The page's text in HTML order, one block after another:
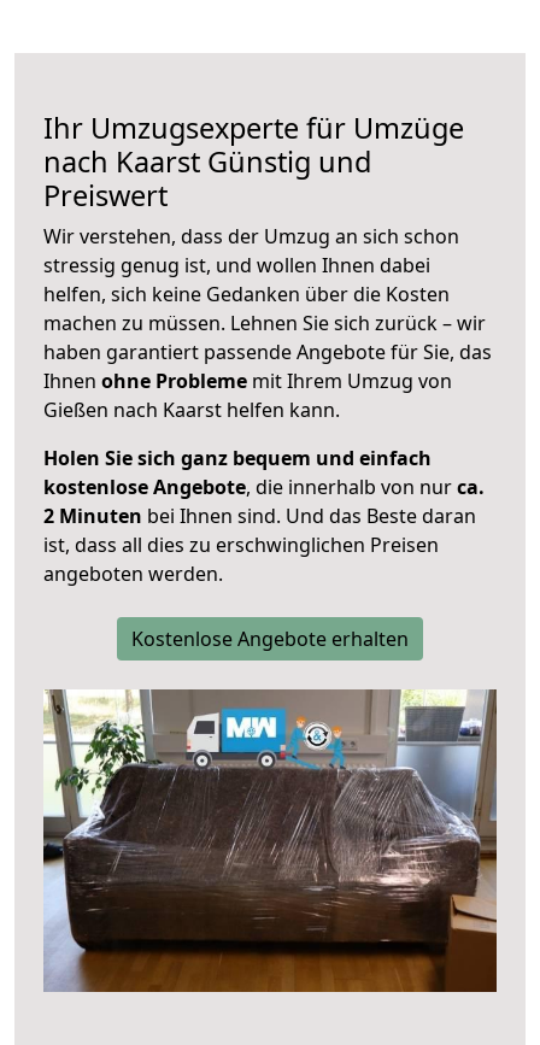
Ihr Umzugsexperte für Umzüge
nach Kaarst Günstig und
Preiswert
Wir verstehen, dass der Umzug an sich schon
stressig genug ist, und wollen Ihnen dabei
helfen, sich keine Gedanken über die Kosten
machen zu müssen. Lehnen Sie sich zurück – wir
haben garantiert passende Angebote für Sie, das
Ihnen ohne Probleme mit Ihrem Umzug von
Gießen nach Kaarst helfen kann.
Holen Sie sich ganz bequem und einfach
kostenlose Angebote, die innerhalb von nurca.
2 Minuten bei Ihnen sind. Und das Beste daran
ist, dass all dies zu erschwinglichen Preisen
angeboten werden.
Kostenlose Angebote erhalten